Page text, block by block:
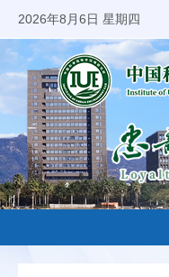
2026年8月6日 星期四